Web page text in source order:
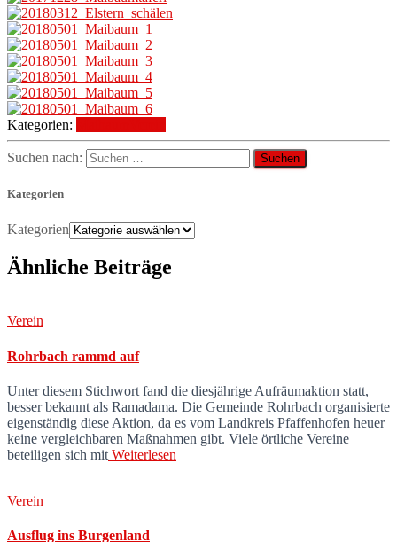
Kategorien:
Suchen nach:
Kategorien
Kategorien
Ähnliche Beiträge
Verein
Rohrbach rammd auf
Unter diesem Stichwort fand die diesjährige Aufräumaktion statt,
besser bekannt als Ramadama. Die Gemeinde Rohrbach organisierte
eigenständig diese Aktion, da es vom Landkreis Pfaffenhofen heuer
keine vergleichbaren Maßnahmen gibt. Viele örtliche Vereine
beteiligen sich mit Weiterlesen
Verein
Ausflug ins Burgenland